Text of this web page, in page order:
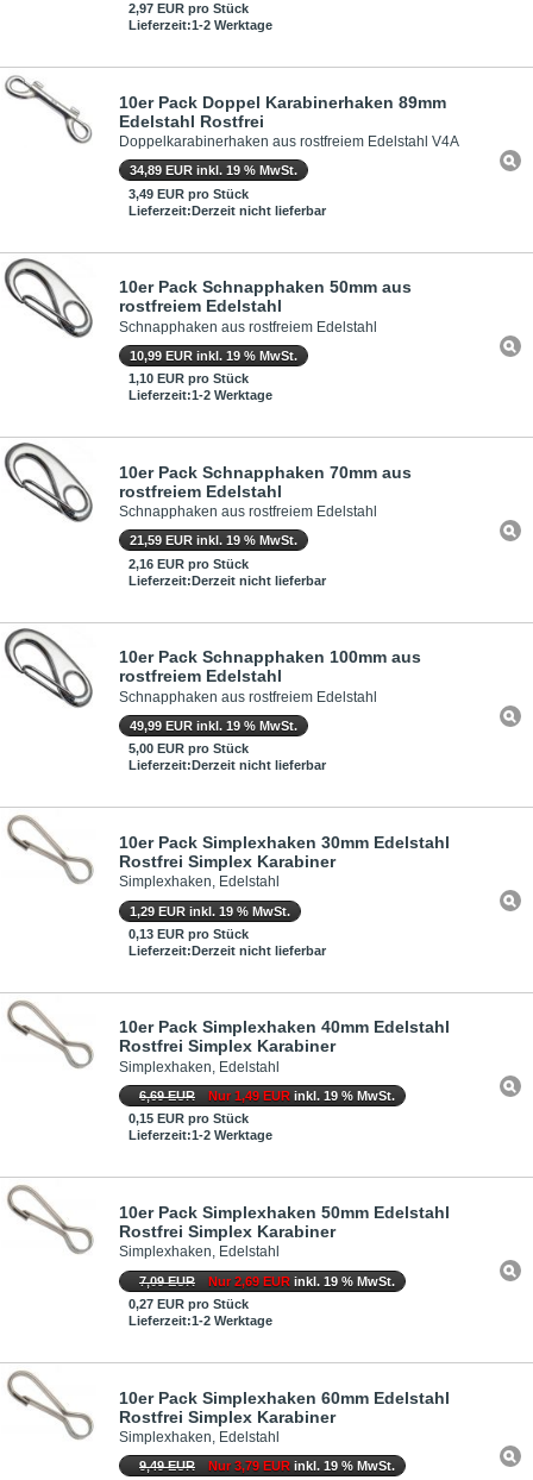
2,97 EUR pro Stück
Lieferzeit:1-2 Werktage
10er Pack Doppel Karabinerhaken 89mm
Edelstahl Rostfrei
Doppelkarabinerhaken aus rostfreiem Edelstahl V4A
34,89 EUR inkl. 19 % MwSt.
3,49 EUR pro Stück
Lieferzeit:Derzeit nicht lieferbar
10er Pack Schnapphaken 50mm aus
rostfreiem Edelstahl
Schnapphaken aus rostfreiem Edelstahl
10,99 EUR inkl. 19 % MwSt.
1,10 EUR pro Stück
Lieferzeit:1-2 Werktage
10er Pack Schnapphaken 70mm aus
rostfreiem Edelstahl
Schnapphaken aus rostfreiem Edelstahl
21,59 EUR inkl. 19 % MwSt.
2,16 EUR pro Stück
Lieferzeit:Derzeit nicht lieferbar
10er Pack Schnapphaken 100mm aus
rostfreiem Edelstahl
Schnapphaken aus rostfreiem Edelstahl
49,99 EUR inkl. 19 % MwSt.
5,00 EUR pro Stück
Lieferzeit:Derzeit nicht lieferbar
10er Pack Simplexhaken 30mm Edelstahl
Rostfrei Simplex Karabiner
Simplexhaken, Edelstahl
1,29 EUR inkl. 19 % MwSt.
0,13 EUR pro Stück
Lieferzeit:Derzeit nicht lieferbar
10er Pack Simplexhaken 40mm Edelstahl
Rostfrei Simplex Karabiner
Simplexhaken, Edelstahl
6,69 EUR Nur 1,49 EUR inkl. 19 % MwSt.
0,15 EUR pro Stück
Lieferzeit:1-2 Werktage
10er Pack Simplexhaken 50mm Edelstahl
Rostfrei Simplex Karabiner
Simplexhaken, Edelstahl
7,09 EUR Nur 2,69 EUR inkl. 19 % MwSt.
0,27 EUR pro Stück
Lieferzeit:1-2 Werktage
10er Pack Simplexhaken 60mm Edelstahl
Rostfrei Simplex Karabiner
Simplexhaken, Edelstahl
9,49 EUR Nur 3,79 EUR inkl. 19 % MwSt.